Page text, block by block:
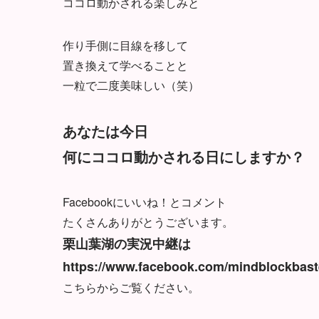
作り手側に目線を移して
置き換えて学べることと
一粒で二度美味しい（笑）
あなたは今日
何にココロ動かされる日にしますか？
Facebookにいいね！とコメント
たくさんありがとうございます。
栗山葉湖の実況中継は
https://www.facebook.com/
こちらからご覧ください。